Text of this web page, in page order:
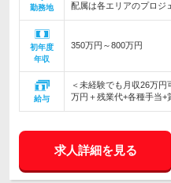
勤務地
配属は各エリアのプロジ
初年度
年収
350万円～800万円
給与
＜未経験でも月収26万
万円＋残業代+各種手当
求人詳細を見る